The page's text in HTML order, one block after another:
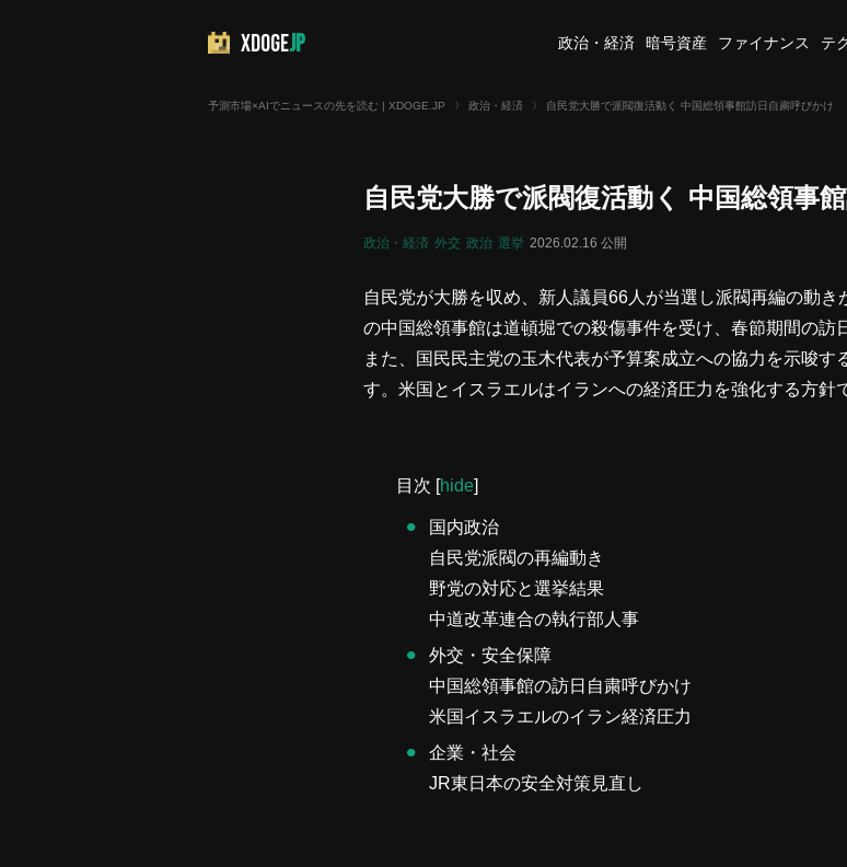
XDOGEJP 政治・経済 暗号資産 ファイナンス テ
予測市場×AIでニュースの先を読む | XDOGE.JP 〉 政治・経済 〉 自民党大勝で派閥復活動く 中国総領事館訪日自粛呼びかけ
自民党大勝で派閥復活動く 中国総領事
政治・経済 外交 政治 選挙 2026.02.16 公開
自民党が大勝を収め、新人議員66人が当選し派閥再編の動き
の中国総領事館は道頓堀での殺傷事件を受け、春節期間の訪
また、国民民主党の玉木代表が予算案成立への協力を示唆す
す。米国とイスラエルはイランへの経済圧力を強化する方針
目次 [hide]
国内政治
自民党派閥の再編動き
野党の対応と選挙結果
中道改革連合の執行部人事
外交・安全保障
中国総領事館の訪日自粛呼びかけ
米国イスラエルのイラン経済圧力
企業・社会
JR東日本の安全対策見直し